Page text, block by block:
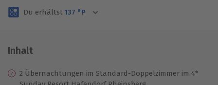
Volle Flexibilität
3 Jahre gültig & verlängerbar.
Du erhältst 137 °P
Inhalt
2 Übernachtungen im Standard-Doppelzimmer im 4*